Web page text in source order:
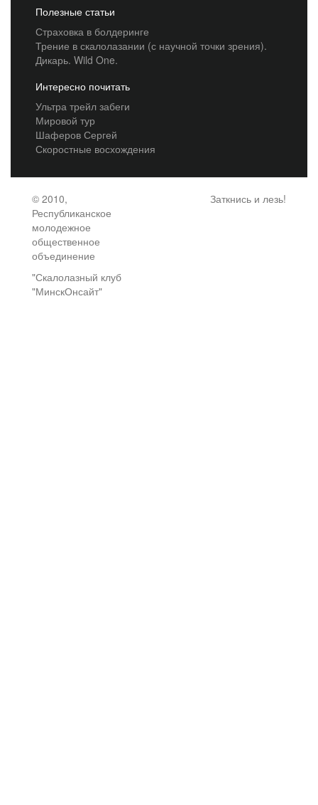
Полезные статьи
Страховка в болдеринге
Трение в скалолазании (с научной точки зрения).
Дикарь. Wild One.
Интересно почитать
Ультра трейл забеги
Мировой тур
Шаферов Сергей
Скоростные восхождения
© 2010,
Республиканское
молодежное
общественное
объединение
"Скалолазный клуб
"МинскОнсайт"
Заткнись и лезь!